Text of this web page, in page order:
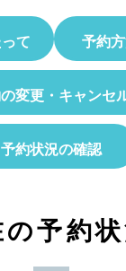
て 予約
変更・キャンセ
予約状況の確認
の予約